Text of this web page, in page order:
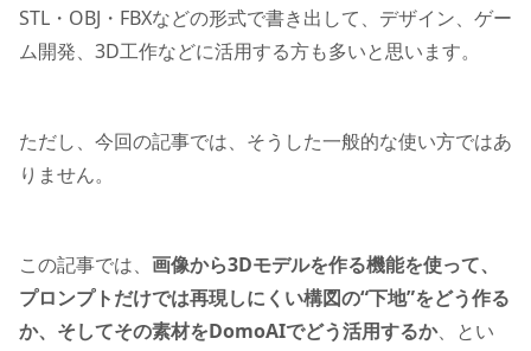
STL・OBJ・FBXなどの形式で書き出して、デザイン、ゲー
ム開発、3D工作などに活用する方も多いと思います。
ただし、今回の記事では、そうした一般的な使い方ではあ
りません。
この記事では、 画像から3Dモデルを作る機能を使って、
プロンプトだけでは再現しにくい構図の“下地”をどう作る
か、そしてその素材をDomoAIでどう活用するか、とい